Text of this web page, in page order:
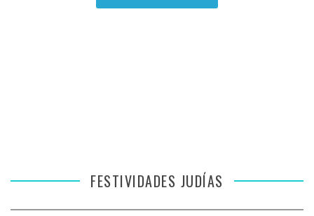
FESTIVIDADES JUDÍAS